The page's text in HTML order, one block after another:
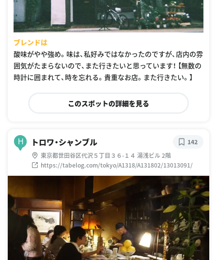
ブレンドは
酸味がやや強め。味は、私好みではなかったのですが、店内の雰
囲気がたまらないので、また行きたいと思っています！ 【無数の
時計に囲まれて、時を忘れる。貴重なお店。また行きたい。】
このスポットの詳細を見る
H トロワ・シャンブル
東京都世田谷区代沢５丁目３６-１４ 湯浅ビル 2階
https://tabelog.com/tokyo/A1318/A131802/13013091/
142